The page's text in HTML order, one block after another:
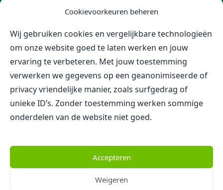
Cookievoorkeuren beheren
Wij gebruiken cookies en vergelijkbare technologieën
om onze website goed te laten werken en jouw
ervaring te verbeteren. Met jouw toestemming
verwerken we gegevens op een geanonimiseerde of
privacy vriendelijke manier, zoals surfgedrag of
unieke ID’s. Zonder toestemming werken sommige
onderdelen van de website niet goed.
Accepteren
Weigeren
Blijf op de hoogte
andere ontwikkelingen door je te abonneren op onze
nieuwsbrief, of door ons te volgen op Instagram.
Volg Menkehorst via Instagram
Klanten beoordelenMenkehorst Kwekerijen B.V.
Lees alle 72 onafhankelijke reviews